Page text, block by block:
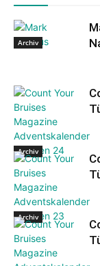
Archiv
Archiv
Archiv